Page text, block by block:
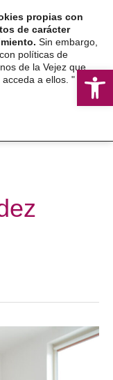
propias con
de carácter
Sin embargo,
políticas de
de la Vejez que
a ellos. "
Más